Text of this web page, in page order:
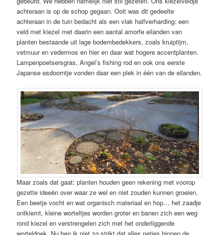
achteraan is op de schop gegaan. Ooit was dit gedeelte
achteraan in de tuin bedacht als een vlak halfverharding: een
veld met kiezel met daarin een aantal amorfe eilanden van
planten bestaande uit lage bodembedekkers, zoals kruiptijm,
vetmuur en vedermos en hier en daar wat hogere accentplanten.
Lampenpoetsersgras, Angel’s fishing rod en ook ons eerste
Japanse esdoorntje vonden daar een plek in één van de eilanden.
Maar zoals dat gaat: planten houden geen rekening met voorop
gezette ideeën over waar ze wel en niet zouden kunnen groeien.
Een beetje vocht en wat organisch materiaal en hop… het zaadje
ontkiemt, kleine worteltjes worden groter en banen zich een weg
rond kiezel en verstrengelen zich met het onderliggende